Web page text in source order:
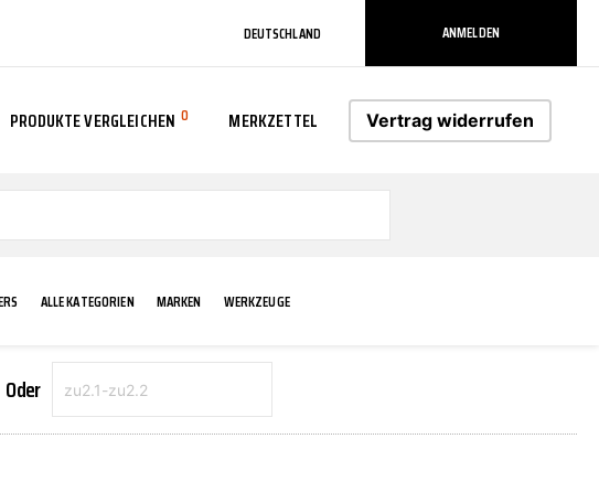
DEUTSCHLAND ANMELDEN
PRODUKTE VERGLEICHEN 0 MERKZETTEL Vertrag widerrufen
ALLE KATEGORIEN MARKEN WERKZEUGE
VERBREITERUNG
ELEKTRIK
TECHNIK & WARTUNG
AS-PL
Oder